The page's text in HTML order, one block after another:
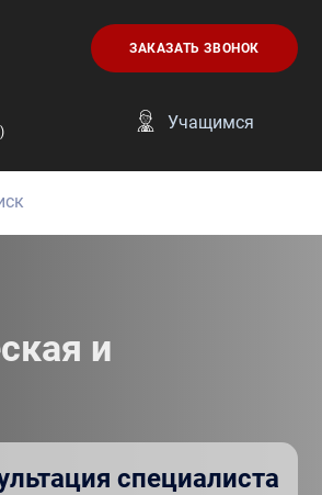
ЗАКАЗАТЬ ЗВОНОК
Учащимся
и
специалиста